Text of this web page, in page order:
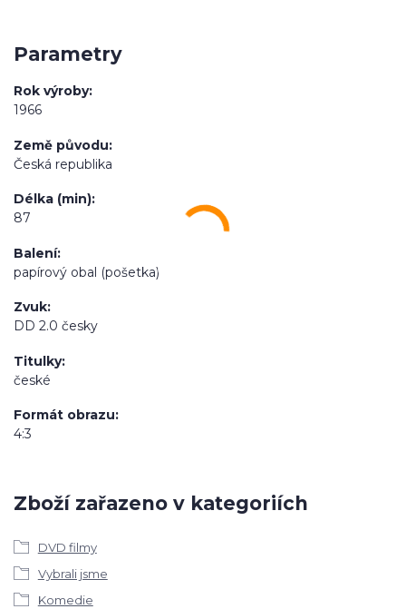
Parametry
Rok výroby
1966
Země původu
Česká republika
Délka (min)
87
Balení
papírový obal (pošetka)
Zvuk
DD 2.0 česky
Titulky
české
Formát obrazu
4:3
Zboží zařazeno v kategoriích
DVD filmy
Vybrali jsme
Komedie